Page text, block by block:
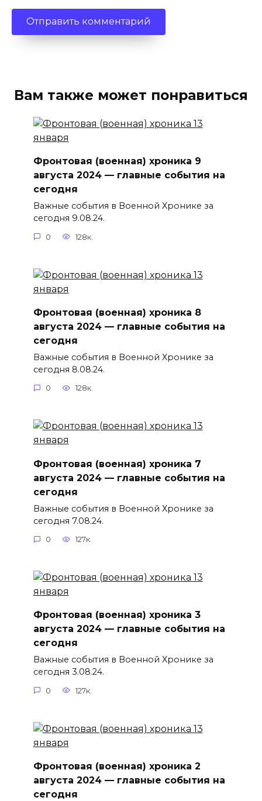
Вам также может понравиться
Фронтовая (военная) хроника 9
августа 2024 — главные события на
сегодня
Важные события в Военной Хронике за
сегодня 9.08.24.
0 128к.
Фронтовая (военная) хроника 8
августа 2024 — главные события на
сегодня
Важные события в Военной Хронике за
сегодня 8.08.24.
0 128к.
Фронтовая (военная) хроника 7
августа 2024 — главные события на
сегодня
Важные события в Военной Хронике за
сегодня 7.08.24.
0 127к.
Фронтовая (военная) хроника 3
августа 2024 — главные события на
сегодня
Важные события в Военной Хронике за
сегодня 3.08.24.
0 127к.
Фронтовая (военная) хроника 2
августа 2024 — главные события на
сегодня